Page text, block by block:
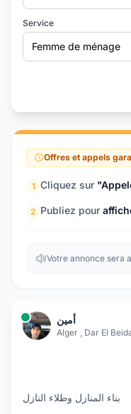
Service
Femme de ménage
Offres et appels
1 Cliquez sur
2 Publiez pour
Votre annonce sera
أمين
Alger , Dar El
بناء المنازل وطلاء النازل